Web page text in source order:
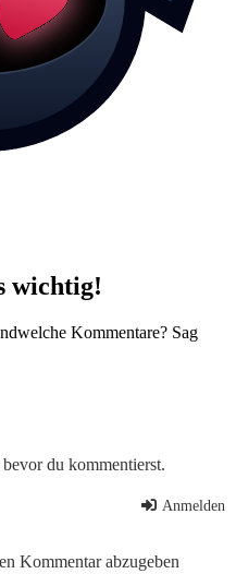
wichtig!
Kommentare? Sag
bevor du kommentierst.
Anmelden
Kommentar abzugeben